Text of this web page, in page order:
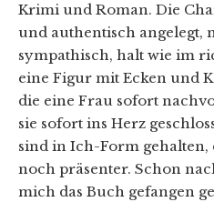
Krimi und Roman. Die
und authentisch angelegt,
sympathisch, halt wie im
eine Figur mit Ecken und
die eine Frau sofort
sie sofort ins Herz
sind in Ich-Form
noch präsenter. Schon
mich das Buch gefangen